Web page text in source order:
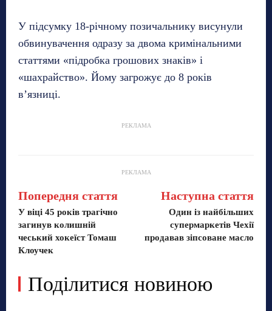
У підсумку 18-річному позичальнику висунули
обвинувачення одразу за двома кримінальними
статтями «підробка грошових знаків» і
«шахрайство». Йому загрожує до 8 років
в’язниці.
РЕКЛАМА
РЕКЛАМА
Попередня стаття
У віці 45 років трагічно
загинув колишній
чеський хокеїст Томаш
Клоучек
Наступна стаття
Один із найбільших
супермаркетів Чехії
продавав зіпсоване масло
Поділитися новиною